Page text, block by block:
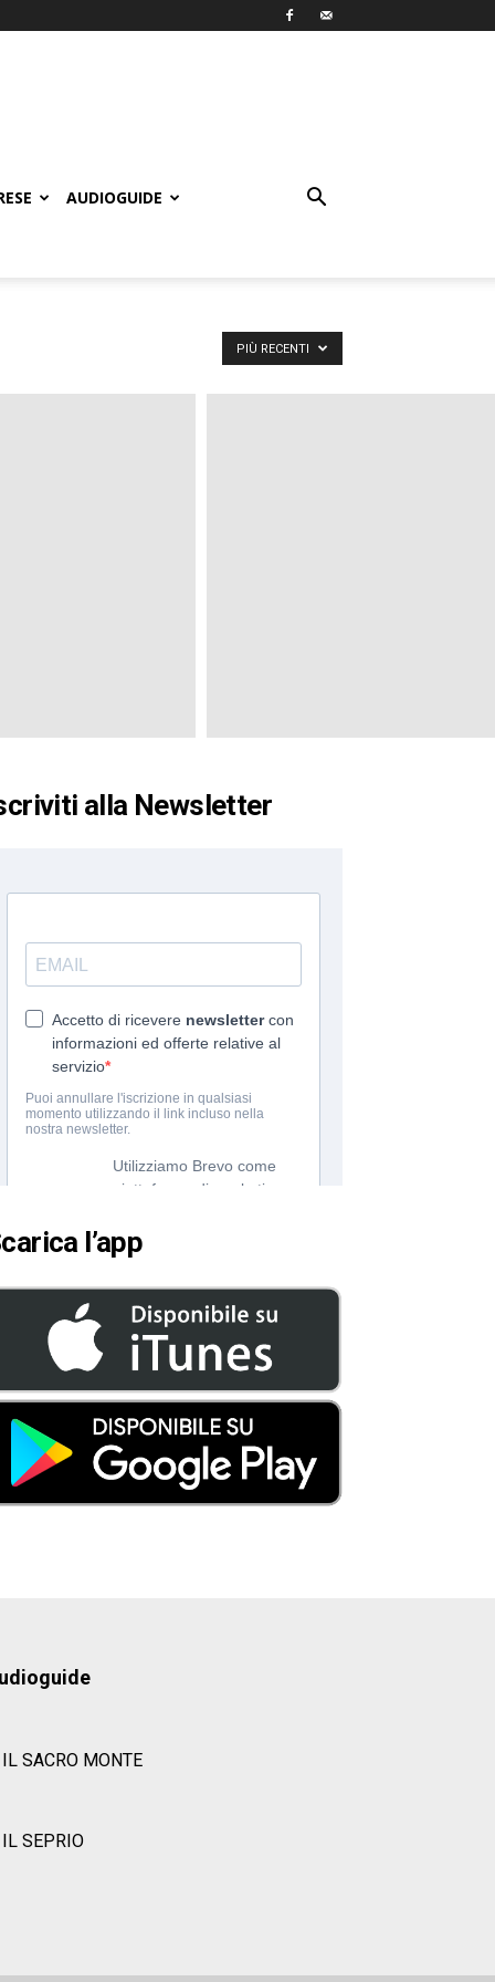
AUDIOGUIDE
PIÙ RECENTI
alla Newsletter
l’app
IL SACRO MONTE
IL SEPRIO